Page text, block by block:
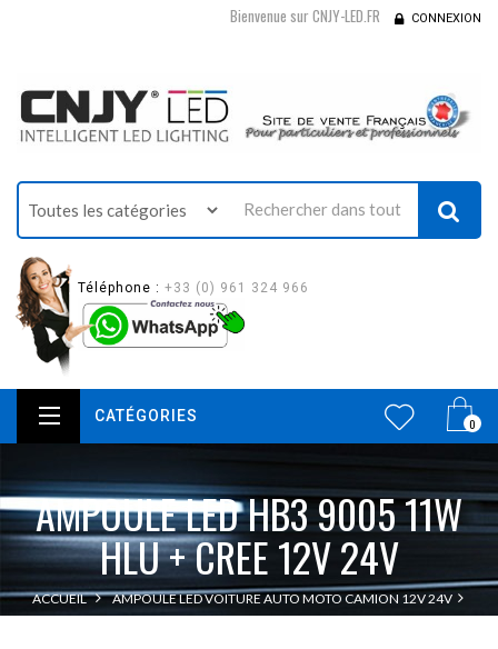
Bienvenue sur CNJY-LED.FR CONNEXION
Téléphone : +33 (0) 961 324 966
0
CATÉGORIES
AMPOULE LED HB3 9005 11W
HLU + CREE 12V 24V
ACCUEIL
AMPOULE LED VOITURE AUTO MOTO CAMION 12V 24V